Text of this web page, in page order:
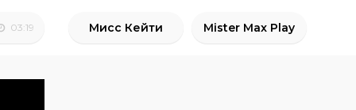
03:19 Мисс Кейти Mister Max Play